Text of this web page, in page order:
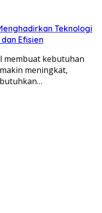
Teknologi
Efisien
membuat kebutuhan
meningkat,